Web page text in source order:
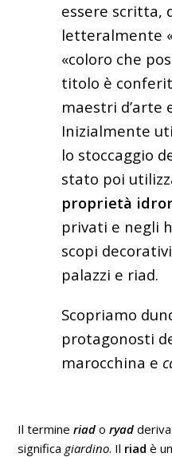
essere scritta,
letteralmente
«coloro che
titolo è
maestri d’arte
Inizialmente
lo stoccaggio
stato poi
proprietà
privati ​​e negli
scopi
palazzi e riad.
Scopriamo
protagonosti
marocchina e
Il termineriad o ryad
significa giardino. Il riad è